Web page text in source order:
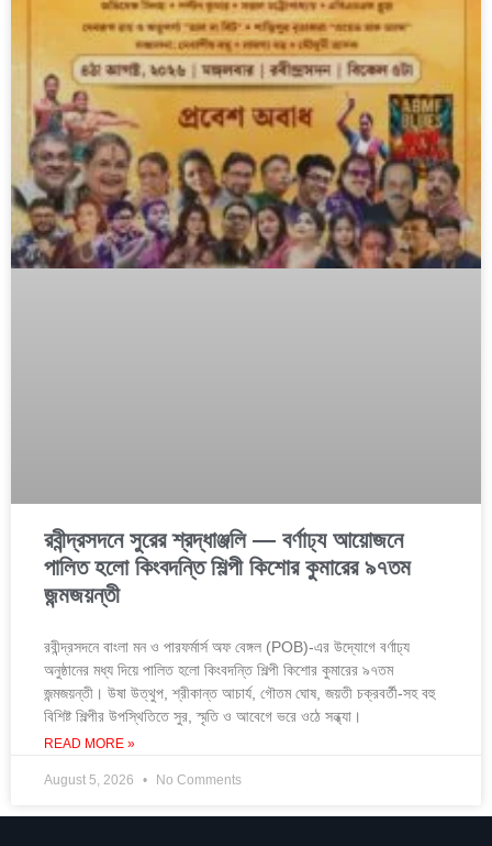
রবীন্দ্রসদনে সুরের শ্রদ্ধাঞ্জলি — বর্ণাঢ্য আয়োজনে
পালিত হলো কিংবদন্তি শিল্পী কিশোর কুমারের ৯৭তম
জন্মজয়ন্তী
রবীন্দ্রসদনে বাংলা মন ও পারফর্মার্স অফ বেঙ্গল (POB)-এর উদ্যোগে বর্ণাঢ্য
অনুষ্ঠানের মধ্য দিয়ে পালিত হলো কিংবদন্তি শিল্পী কিশোর কুমারের ৯৭তম
জন্মজয়ন্তী। উষা উত্থুপ, শ্রীকান্ত আচার্য, গৌতম ঘোষ, জয়তী চক্রবর্তী-সহ বহু
বিশিষ্ট শিল্পীর উপস্থিতিতে সুর, স্মৃতি ও আবেগে ভরে ওঠে সন্ধ্যা।
READ MORE »
August 5, 2026 No Comments